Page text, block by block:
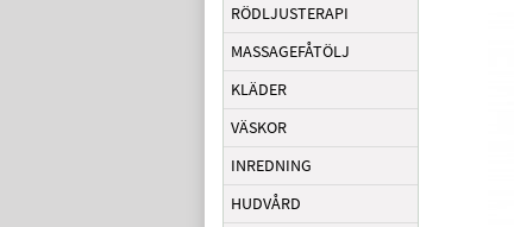
RÖDLJUSTERAPI
MASSAGEFÅTÖLJ
KLÄDER
VÄSKOR
INREDNING
HUDVÅRD